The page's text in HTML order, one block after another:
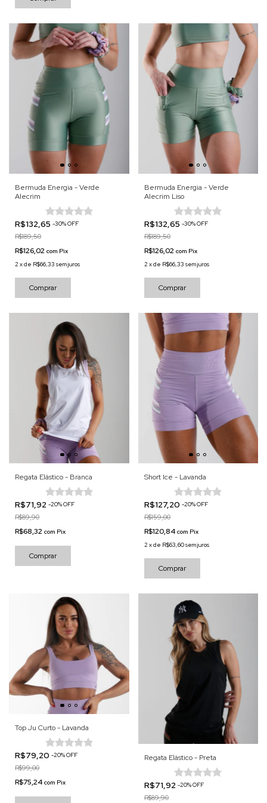
Bermuda Energia - Verde
Alecrim
R$132,65 -30%OFF
R$189,50
R$126,02 com Pix
2 xde R$66,33 sem juros
Comprar
Bermuda Energia - Verde
Alecrim Liso
R$132,65 -30%OFF
R$189,50
R$126,02 com Pix
2 xde R$66,33 sem juros
Comprar
Regata Elástico - Branca
R$71,92 -20%OFF
R$89,90
R$68,32 com Pix
Comprar
Short Ice - Lavanda
R$127,20 -20%OFF
R$159,00
R$120,84 com Pix
2 xde R$63,60sem juros
Comprar
Top Ju Curto - Lavanda
R$79,20 -20%OFF
R$99,00
R$75,24 com Pix
Regata Elástico - Preta
R$71,92 -20%OFF
R$89,90